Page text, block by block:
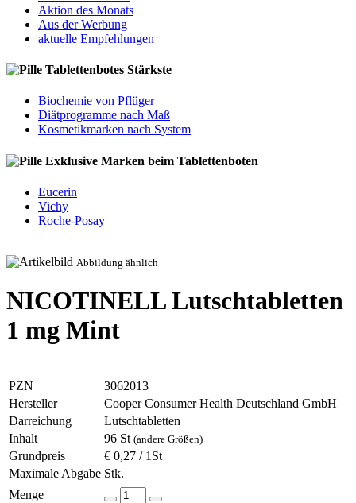
Aktion des Monats
Aus der Werbung
aktuelle Empfehlungen
Tablettenbotes Stärkste
Biochemie von Pflüger
Diätprogramme nach Maß
Kosmetikmarken nach System
Exklusive Marken beim Tablettenboten
Eucerin
Vichy
Roche-Posay
Abbildung ähnlich
NICOTINELL Lutschtabletten
1 mg Mint
PZN
3062013
Hersteller
Cooper Consumer Health Deutschland GmbH
Darreichung
Lutschtabletten
Inhalt
96 St (andere Größen)
Grundpreis
€ 0,27 / 1St
Maximale Abgabe Stk.
Menge